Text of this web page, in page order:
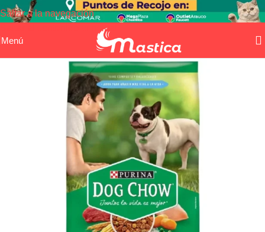
Saltar a la navegación
Saltar al contenido principal
Menú